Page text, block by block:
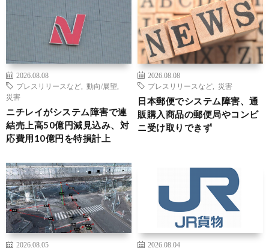
2026.08.08
プレスリリースなど
動向/展望
災害
ニチレイがシステム障害で連
結売上高50億円減見込み、対
応費用10億円を特損計上
2026.08.08
プレスリリースなど
災害
日本郵便でシステム障害、通
販購入商品の郵便局やコンビ
ニ受け取りできず
2026.08.05
2026.08.04